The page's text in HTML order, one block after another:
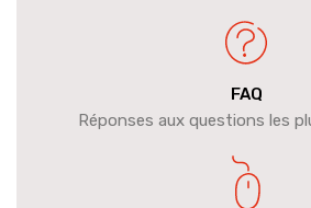
FAQ
Réponses aux questions les